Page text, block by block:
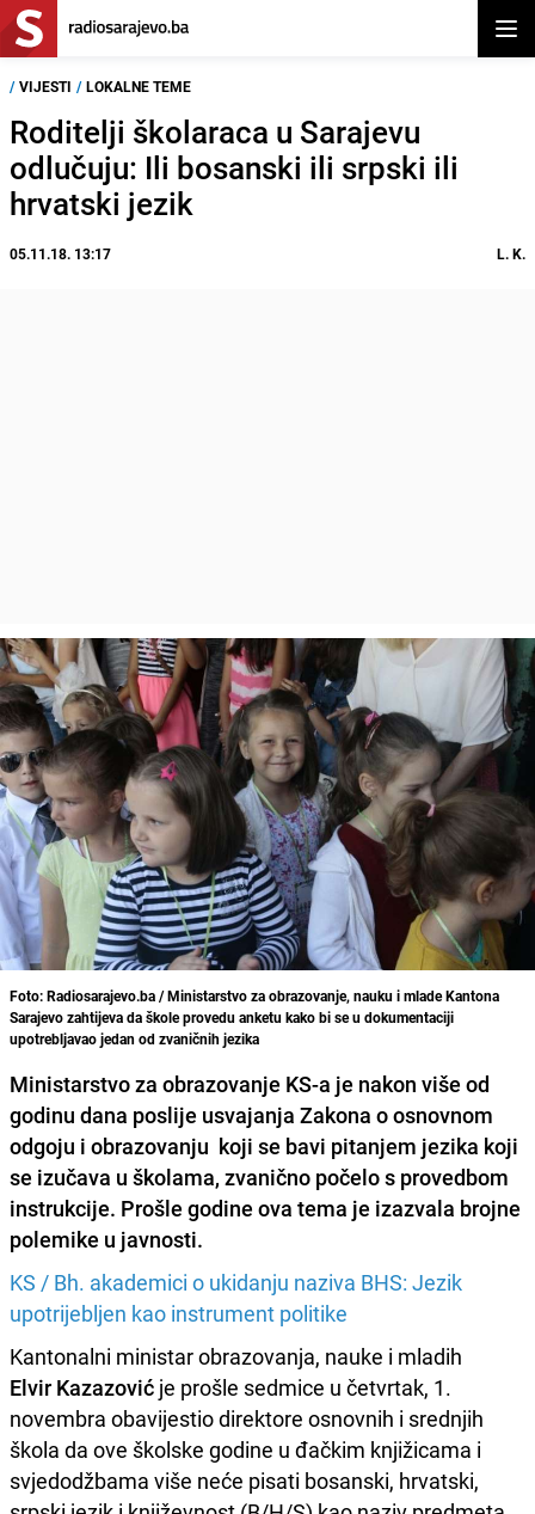
/ VIJESTI / LOKALNE TEME
Roditelji školaraca u Sarajevu
odlučuju: Ili bosanski ili srpski ili
hrvatski jezik
05.11.18. 13:17 L. K.
Foto: Radiosarajevo.ba / Ministarstvo za obrazovanje, nauku i mlade Kantona
Sarajevo zahtijeva da škole provedu anketu kako bi se u dokumentaciji
upotrebljavao jedan od zvaničnih jezika
Ministarstvo za obrazovanje KS-a je nakon više od
godinu dana poslije usvajanja Zakona o osnovnom
odgoju i obrazovanju koji se bavi pitanjem jezika koji
se izučava u školama, zvanično počelo s provedbom
instrukcije. Prošle godine ova tema je izazvala brojne
polemike u javnosti.
KS / Bh. akademici o ukidanju naziva BHS: Jezik
upotrijebljen kao instrument politike
Kantonalni ministar obrazovanja, nauke i mladih
Elvir Kazazović je prošle sedmice u četvrtak, 1.
novembra obavijestio direktore osnovnih i srednjih
škola da ove školske godine u đačkim knjižicama i
svjedodžbama više neće pisati bosanski, hrvatski,